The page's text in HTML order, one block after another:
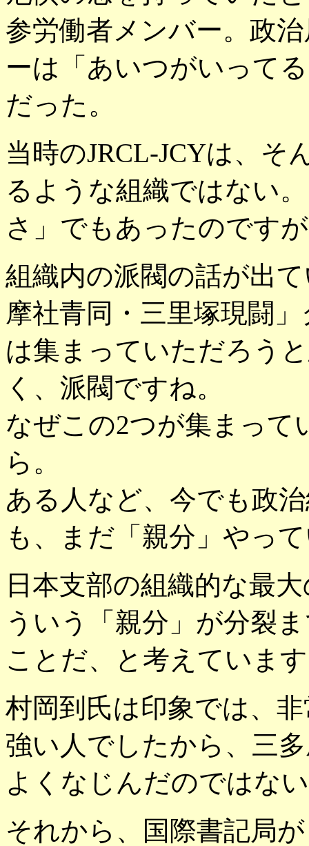
参労働者メンバー。政
ーは「あいつがいって
だった。
当時のJRCL-JCYは、そ
るような組織ではない
さ」でもあったのです
組織内の派閥の話が出
摩社青同・三里塚現闘
は集まっていただろう
く、派閥ですね。
なぜこの2つが集まって
ら。
ある人など、今でも政
も、まだ「親分」やっ
日本支部の組織的な最
ういう「親分」が分裂
ことだ、と考えていま
村岡到氏は印象では、
強い人でしたから、三
よくなじんだのではな
それから、国際書記局